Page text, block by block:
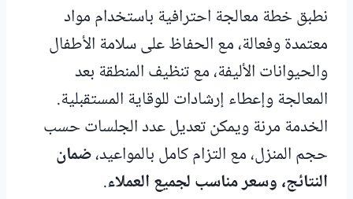
نطبق خطة معالجة احترافية باستخدام مواد
معتمدة وفعالة، مع الحفاظ على سلامة الأطفال
والحيوانات الأليفة، مع تنظيف المنطقة بعد
المعالجة وإعطاء إرشادات للوقاية المستقبلية.
الخدمة مرنة ويمكن تعديل عدد الجلسات حسب
حجم المنزل، مع التزام كامل بالمواعيد،ضمان
النتائج، وسعر مناسب لجميع العملاء.